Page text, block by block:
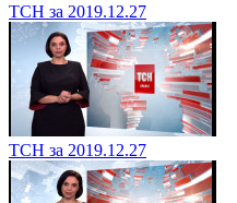
ТСН за 2019.12.27
ТСН за 2019.12.27